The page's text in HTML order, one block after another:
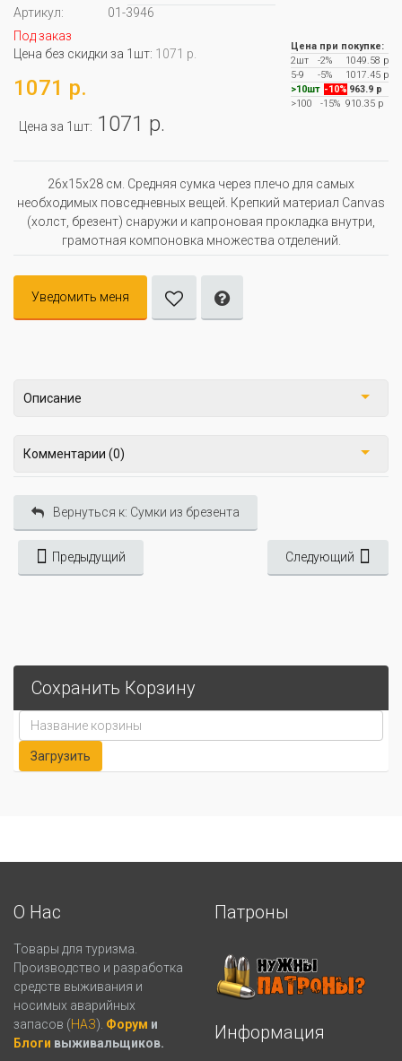
Артикул:
01-3946
Под заказ
Цена без скидки за 1шт: 1071 р.
1071 р.
Цена за 1шт: 1071 р.
Цена при покупке:
2шт
-2%
1049.58 р
5-9
-5%
1017.45 р
>10шт -10% 963.9 р
>100
-15% 910.35 р
26x15x28 см. Средняя сумка через плечо для самых
необходимых повседневных вещей. Крепкий материал Canvas
(холст, брезент) снаружи и капроновая прокладка внутри,
грамотная компоновка множества отделений.
Уведомить меня
Описание
Комментарии (0)
Вернуться к: Сумки из брезента
Предыдущий Следующий
Сохранить Корзину
О Нас
Товары для туризма.
Производство и разработка
средств выживания и
носимых аварийных
запасов (НАЗ). Форум и
Блоги выживальщиков.
Патроны
Информация